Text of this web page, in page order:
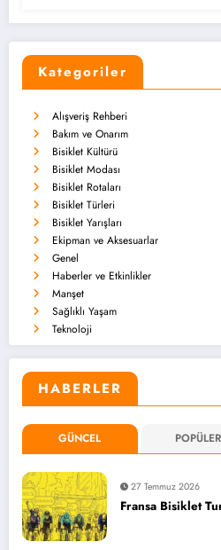
Kategoriler
Alışveriş Rehberi
Bakım ve Onarım
Bisiklet Kültürü
Bisiklet Modası
Bisiklet Rotaları
Bisiklet Türleri
Bisiklet Yarışları
Ekipman ve Aksesuarlar
Genel
Haberler ve Etkinlikler
Manşet
Sağlıklı Yaşam
Teknoloji
HABERLER
GÜNCEL POPÜLER
27 Temmuz 2026
Fransa Bisiklet